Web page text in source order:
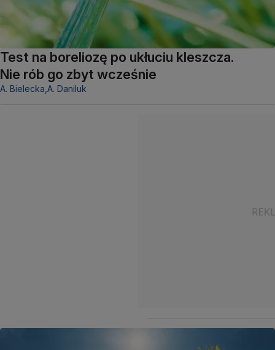
Test na boreliozę po ukłuciu kleszcza.
Nie rób go zbyt wcześnie
A. Bielecka, A. Daniluk